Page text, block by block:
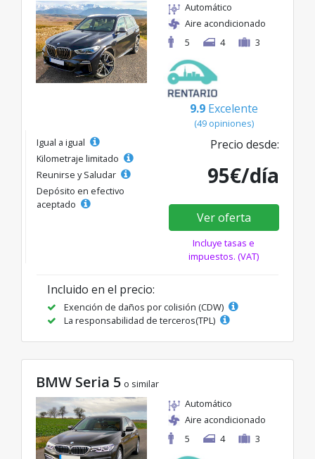
Automático
Aire acondicionado
5
4 3
9.9 Excelente
(49 opiniones)
Igual a igual
Kilometraje limitado
Reunirse y Saludar
Depósito en efectivo
aceptado
Precio desde:
95€/día
Ver oferta
Incluye tasas e
impuestos. (VAT)
Incluido en el precio:
Exención de daños por colisión (CDW)
La responsabilidad de terceros(TPL)
BMW Seria 5 o similar
Automático
Aire acondicionado
5
4 3